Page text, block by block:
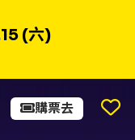
(六)
購票去